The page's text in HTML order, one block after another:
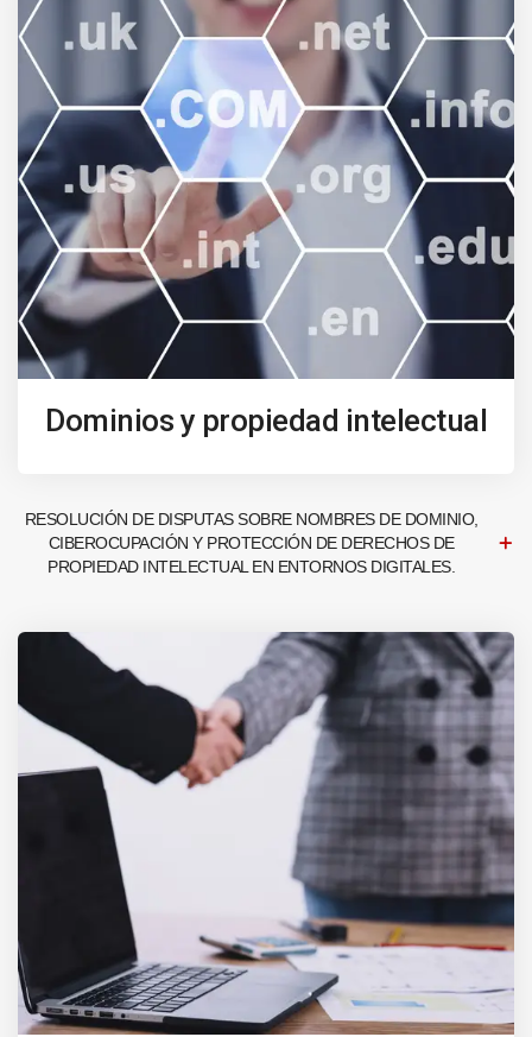
Dominios y propiedad intelectual
RESOLUCIÓN DE DISPUTAS SOBRE NOMBRES DE DOMINIO,
CIBEROCUPACIÓN Y PROTECCIÓN DE DERECHOS DE
PROPIEDAD INTELECTUAL EN ENTORNOS DIGITALES.